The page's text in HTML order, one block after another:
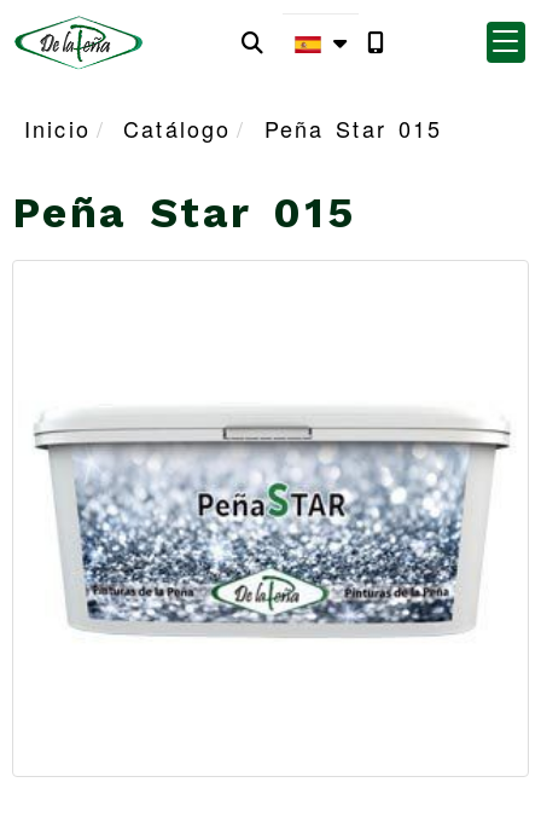
Inicio Catálogo Peña Star 015
Peña Star 015